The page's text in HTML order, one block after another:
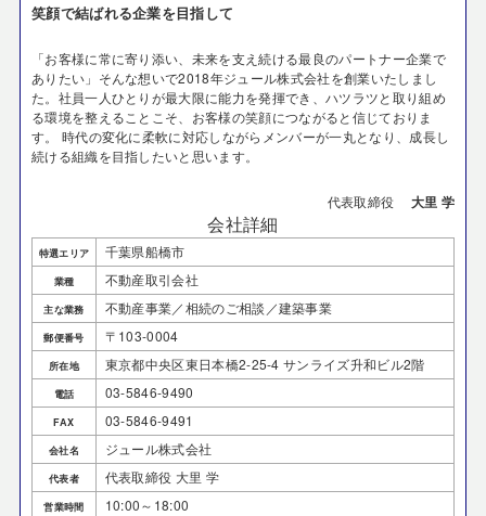
笑顔で結ばれる企業を目指して
「お客様に常に寄り添い、未来を支え続ける最良のパートナー企業で
ありたい」そんな想いで2018年ジュール株式会社を創業いたしまし
た。社員一人ひとりが最大限に能力を発揮でき、ハツラツと取り組め
る環境を整えることこそ、お客様の笑顔につながると信じておりま
す。 時代の変化に柔軟に対応しながらメンバーが一丸となり、成長し
続ける組織を目指したいと思います。
代表取締役 大里 学
会社詳細
特選エリア 千葉県船橋市
業種 不動産取引会社
主な業務 不動産事業／相続のご相談／建築事業
郵便番号 〒103-0004
所在地 東京都中央区東日本橋2-25-4 サンライズ升和ビル2階
電話 03-5846-9490
FAX 03-5846-9491
会社名 ジュール株式会社
代表者 代表取締役 大里 学
営業時間 10:00～18:00